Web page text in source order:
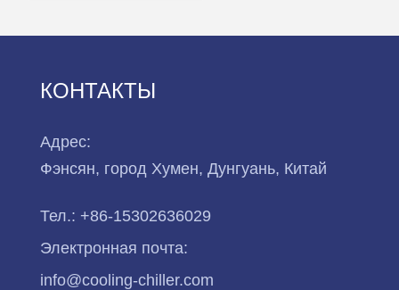
КОНТАКТЫ
Адрес:
Фэнсян, город Хумен, Дунгуань, Китай
Тел.: +86-15302636029
Электронная почта:
info@cooling-chiller.com